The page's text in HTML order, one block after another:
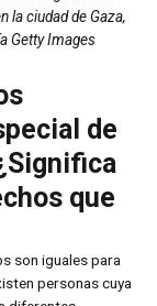
la ciudad de Gaza,
Getty Images
de
que
son iguales para
personas cuya